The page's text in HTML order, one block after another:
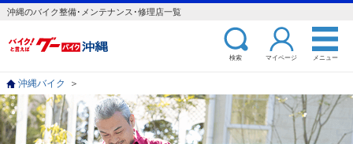
沖縄のバイク整備･メンテナンス･修理店一覧
検索 マイページ メニュー
沖縄バイク ＞